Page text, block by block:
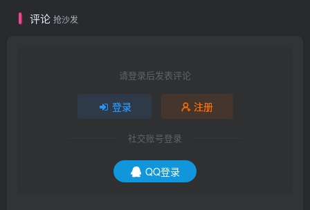
评论 抢沙发
请登录后发表评论
登录 注册
社交账号登录
QQ登录